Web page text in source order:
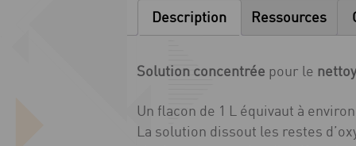
Description Ressources
Solution concentrée pour le
Un flacon de 1 L équivaut à
La solution dissout les restes